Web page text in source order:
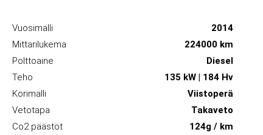
Vuosimalli
2014
Mittarilukema
224000 km
Polttoaine
Diesel
Teho
135 kW | 184 Hv
Korimalli
Viistoperä
Vetotapa
Takaveto
Co2 päästöt
124g / km